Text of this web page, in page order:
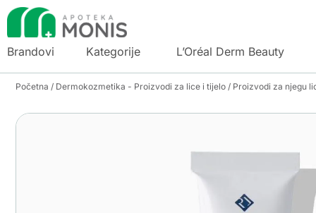
Brandovi Kategorije L’Oréal Derm Beauty
Početna / Dermokozmetika - Proizvodi za lice i tijelo / Proizvodi za njegu